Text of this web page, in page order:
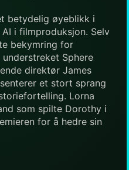
betydelig øyeblikk i
i filmproduksjon. Selv
bekymring for
Sphere
direktør James
et stort sprang
Lorna
som spilte Dorothy i
for å hedre sin